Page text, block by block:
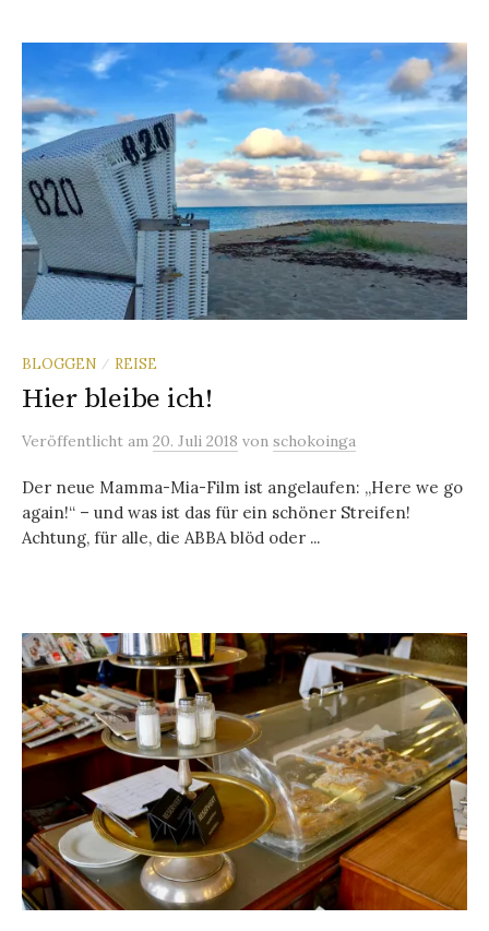
BLOGGEN / REISE
Hier bleibe ich!
Veröffentlicht am 20. Juli 2018 von schokoinga
Der neue Mamma-Mia-Film ist angelaufen: „Here we go
again!“ – und was ist das für ein schöner Streifen!
Achtung, für alle, die ABBA blöd oder ...